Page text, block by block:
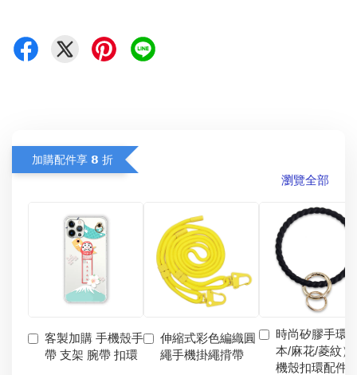
加購配件享 𝟴 折
瀏覽全部
客製加購 手機殼手
帶 支架 腕帶 扣環
伸縮式彩色編織圓
繩手機掛繩揹帶
時尚矽膠手環
本/麻花/菱紋）
機殼扣環配件